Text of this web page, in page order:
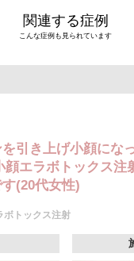
関連する症例
こんな症例も見られています
引き上げ小顔にな
顔エラボトックス注
(20代女性)
ボトックス注射